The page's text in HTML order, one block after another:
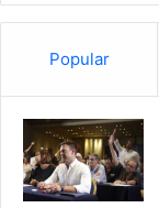
Popular